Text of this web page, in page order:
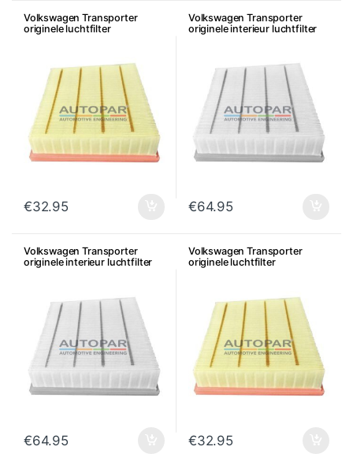
Volkswagen Transporter
originele luchtfilter
€32.95
Volkswagen Transporter
originele interieur luchtfilter
€64.95
Volkswagen Transporter
originele interieur luchtfilter
€64.95
Volkswagen Transporter
originele luchtfilter
€32.95